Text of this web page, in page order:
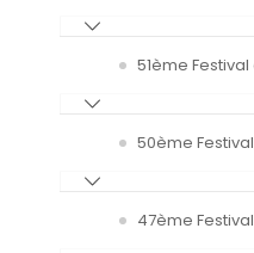
51ème
50ème
47ème